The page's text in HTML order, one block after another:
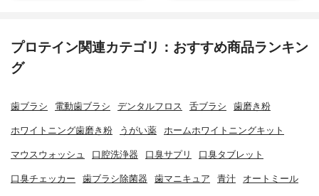
プロテイン関連カテゴリ：おすすめ商品ランキン
グ
歯ブラシ 電動歯ブラシ デンタルフロス 舌ブラシ 歯磨き粉
ホワイトニング歯磨き粉 うがい薬 ホームホワイトニングキット
マウスウォッシュ 口腔洗浄器 口臭サプリ 口臭タブレット
口臭チェッカー 歯ブラシ除菌器 歯マニキュア 青汁 オートミール